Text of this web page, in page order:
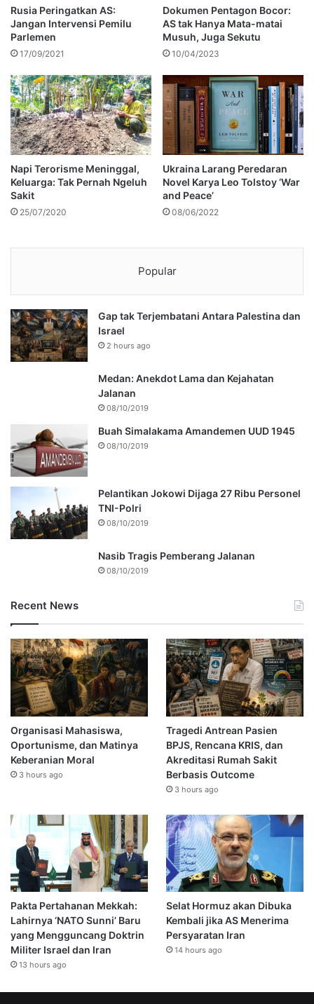
Rusia Peringatkan AS:
Jangan Intervensi Pemilu
Parlemen
17/09/2021
Dokumen Pentagon Bocor:
AS tak Hanya Mata-matai
Musuh, Juga Sekutu
10/04/2023
Napi Terorisme Meninggal,
Keluarga: Tak Pernah Ngeluh
Sakit
25/07/2020
Ukraina Larang Peredaran
Novel Karya Leo Tolstoy ‘War
and Peace’
08/06/2022
Popular
Gap tak Terjembatani Antara Palestina dan
Israel
2 hours ago
Medan: Anekdot Lama dan Kejahatan
Jalanan
08/10/2019
Buah Simalakama Amandemen UUD 1945
08/10/2019
Pelantikan Jokowi Dijaga 27 Ribu Personel
TNI-Polri
08/10/2019
Nasib Tragis Pemberang Jalanan
08/10/2019
Recent News
Organisasi Mahasiswa,
Oportunisme, dan Matinya
Keberanian Moral
3 hours ago
Tragedi Antrean Pasien
BPJS, Rencana KRIS, dan
Akreditasi Rumah Sakit
Berbasis Outcome
3 hours ago
Pakta Pertahanan Mekkah:
Lahirnya ‘NATO Sunni’ Baru
yang Mengguncang Doktrin
Militer Israel dan Iran
13 hours ago
Selat Hormuz akan Dibuka
Kembali jika AS Menerima
Persyaratan Iran
14 hours ago